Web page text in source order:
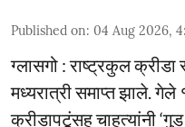
Published on: 04 Aug 2026,
ग्लासगो : राष्ट्रकुल क्रीडा
मध्यरात्री समाप्त झाले. गेले
क्रीडापटूंसह चाहत्यांनी